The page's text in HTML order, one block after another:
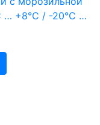
… +8°С / -20°С …